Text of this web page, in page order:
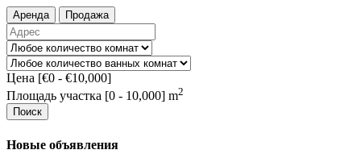
Аренда Продажа
Цена [€0 - €10,000]
Площадь участка [0 - 10,000] m2
Поиск
Новые объявления